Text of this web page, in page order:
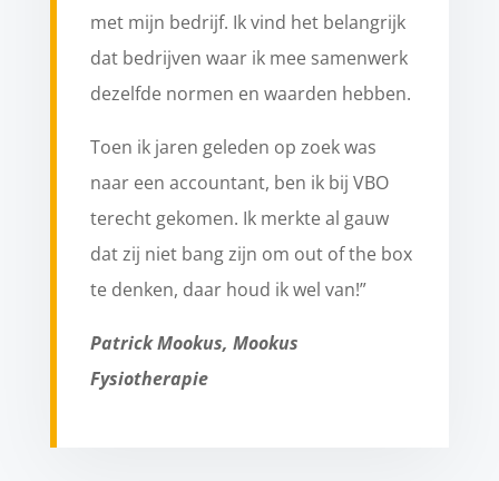
met mijn bedrijf. Ik vind het belangrijk
dat bedrijven waar ik mee samenwerk
dezelfde normen en waarden hebben.
Toen ik jaren geleden op zoek was
naar een accountant, ben ik bij VBO
terecht gekomen. Ik merkte al gauw
dat zij niet bang zijn om out of the box
te denken, daar houd ik wel van!”
Patrick Mookus, Mookus
Fysiotherapie